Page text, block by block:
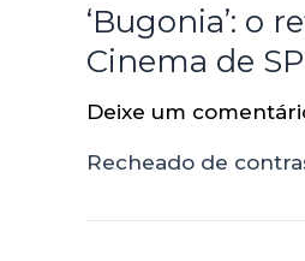
‘Bugonia’: o
Cinema de SP
Deixe um
Recheado de